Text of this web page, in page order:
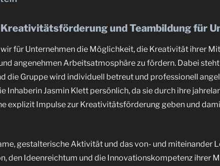
und Teambildung für
für Unternehmen die Möglichkeit, die Kreativität ihrer
angenehmen Arbeitsatmosphäre zu fördern. Dabei
die Gruppe wird individuell betreut und professionell
Inhaberin Jasmin Klett persönlich, da sie durch ihre
explizit Impulse zur Kreativitätsförderung geben und
gestalterische Aktivität und das von- und miteinander
den Ideenreichtum und die Innovationskompetenz ihrer